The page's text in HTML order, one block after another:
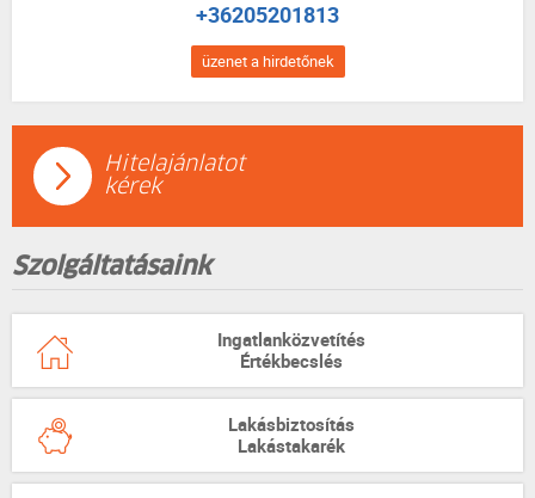
+36205201813
üzenet a hirdetőnek
Hitelajánlatot
kérek
Szolgáltatásaink
Ingatlanközvetítés
Értékbecslés
Lakásbiztosítás
Lakástakarék